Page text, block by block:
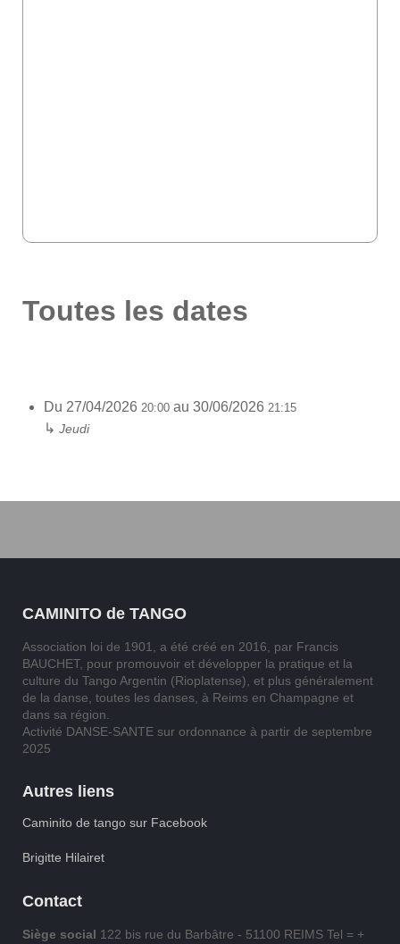
Toutes les dates
Du 27/04/2026 20:00 au 30/06/2026 21:15
↳ Jeudi
CAMINITO de TANGO
Association loi de 1901, a été créé en 2016, par Francis
BAUCHET, pour promouvoir et développer la pratique et la
culture du Tango Argentin (Rioplatense), et plus généralement
de la danse, toutes les danses, à Reims en Champagne et
dans sa région.
Activité DANSE-SANTE sur ordonnance à partir de septembre
2025
Autres liens
Caminito de tango sur Facebook
Brigitte Hilairet
Contact
Siège social 122 bis rue du Barbâtre - 51100 REIMS Tel = +